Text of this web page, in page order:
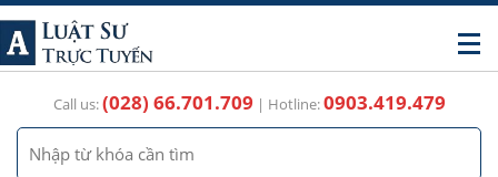
Call us:(028) 66.701.709 | Hotline:0903.419.479